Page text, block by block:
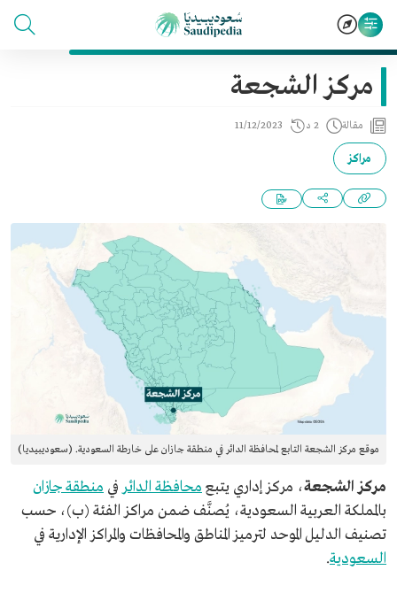
مركز الشجعة
مقالة 2 د 11/12/2023
مراكز
موقع مركز الشجعة التابع لمحافظة الدائر في منطقة جازان على خارطة السعودية. (سعوديبيديا)
مركز الشجعة، مركز إداري يتبع محافظة الدائر في منطقة جازان
بالمملكة العربية السعودية، يُصنَّف ضمن مراكز الفئة (ب)، حسب
تصنيف الدليل الموحد لترميز المناطق والمحافظات والمراكز الإدارية في
السعودية.